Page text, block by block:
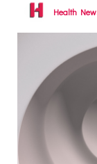
Health